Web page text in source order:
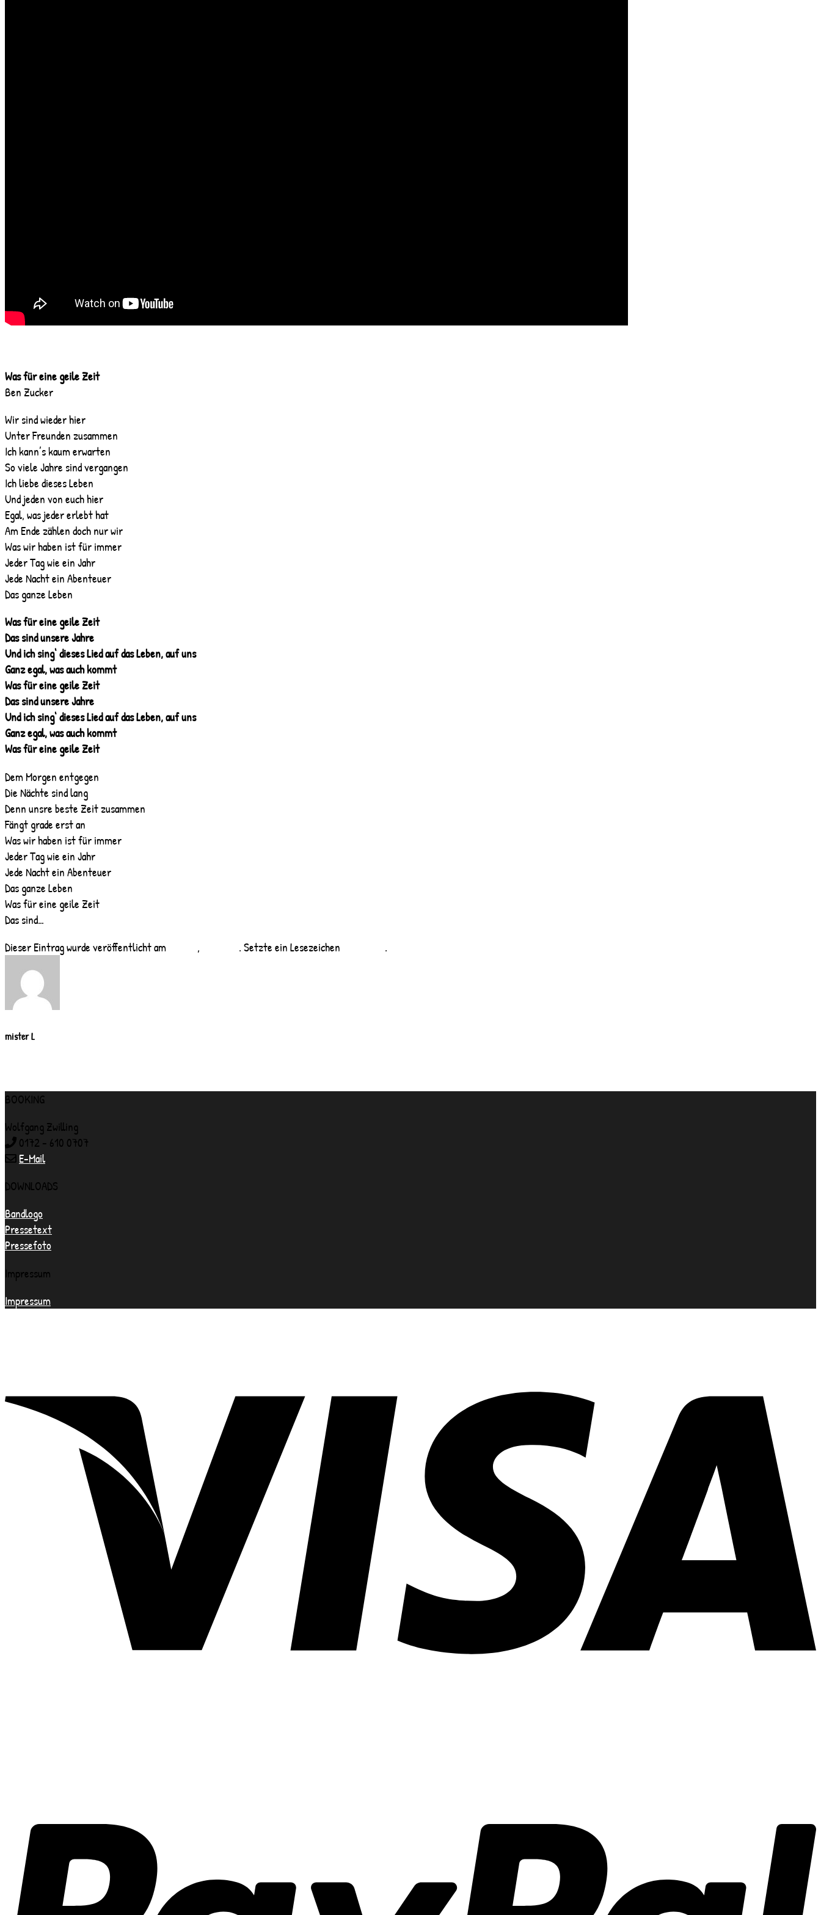
Was für eine geile Zeit
Ben Zucker
Wir sind wieder hier
Unter Freunden zusammen
Ich kann’s kaum erwarten
So viele Jahre sind vergangen
Ich liebe dieses Leben
Und jeden von euch hier
Egal, was jeder erlebt hat
Am Ende zählen doch nur wir
Was wir haben ist für immer
Jeder Tag wie ein Jahr
Jede Nacht ein Abenteuer
Das ganze Leben
Was für eine geile Zeit
Das sind unsere Jahre
Und ich sing‘ dieses Lied auf das Leben, auf uns
Ganz egal, was auch kommt
Was für eine geile Zeit
Das sind unsere Jahre
Und ich sing‘ dieses Lied auf das Leben, auf uns
Ganz egal, was auch kommt
Was für eine geile Zeit
Dem Morgen entgegen
Die Nächte sind lang
Denn unsre beste Zeit zusammen
Fängt grade erst an
Was wir haben ist für immer
Jeder Tag wie ein Jahr
Jede Nacht ein Abenteuer
Das ganze Leben
Was für eine geile Zeit
Das sind…
Dieser Eintrag wurde veröffentlicht am
, . Setzte ein Lesezeichen .
mister L
BOOKING
Wolfgang Zwilling
0172 - 610 0707
E-Mail
DOWNLOADS
Bandlogo
Pressetext
Pressefoto
Impressum
Impressum